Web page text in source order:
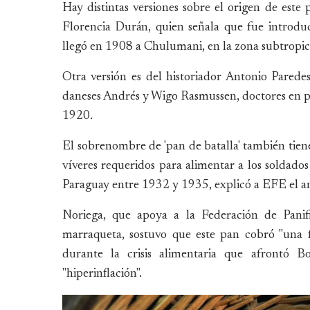
Hay distintas versiones sobre el origen de
Florencia Durán, quien señala que fue
llegó en 1908 a Chulumani, en la zona
Otra versión es del historiador Antonio
daneses Andrés y Wigo Rasmussen, doctores
1920.
El sobrenombre de 'pan de batalla' también
víveres requeridos para alimentar a los
Paraguay entre 1932 y 1935, explicó a EFE el
Noriega, que apoya a la Federación de
marraqueta, sostuvo que este pan cobró
durante la crisis alimentaria que afrontó
"hiperinflación".